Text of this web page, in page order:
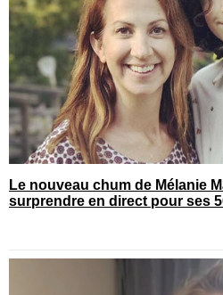
Le nouveau chum de Mélanie
surprendre en direct pour ses